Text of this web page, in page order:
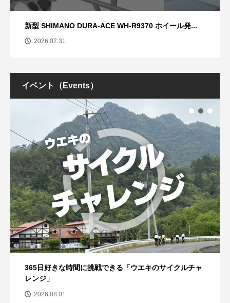
新型 SHIMANO DURA-ACE WH-R9370 ホイール発...
2026.07.31
イベント（Events）
365日好きな時間に挑戦できる「ウエキのサイクルチャ
レンジ」
2026.08.01